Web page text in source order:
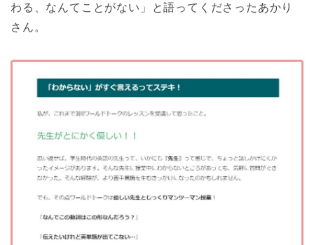
わる、なんてことがない」と語ってくださったあかり
さん。